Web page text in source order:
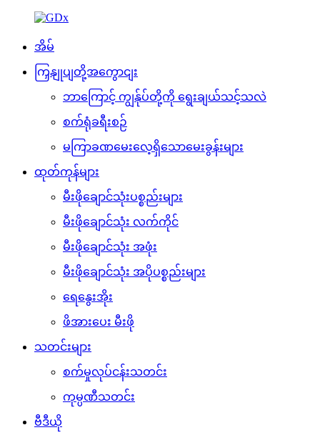
အိမ်
ကြှနျုပျတို့အကွောငျး
ဘာကြောင့် ကျွန်ုပ်တို့ကို ရွေးချယ်သင့်သလဲ
စက်ရုံခရီးစဉ်
မကြာခဏမေးလေ့ရှိသောမေးခွန်းများ
ထုတ်ကုန်များ
မီးဖိုချောင်သုံးပစ္စည်းများ
မီးဖိုချောင်သုံး လက်ကိုင်
မီးဖိုချောင်သုံး အဖုံး
မီးဖိုချောင်သုံး အပိုပစ္စည်းများ
ရေနွေးအိုး
ဖိအားပေး မီးဖို
သတင်းများ
စက်မှုလုပ်ငန်းသတင်း
ကုမ္ပဏီသတင်း
ဗီဒီယို